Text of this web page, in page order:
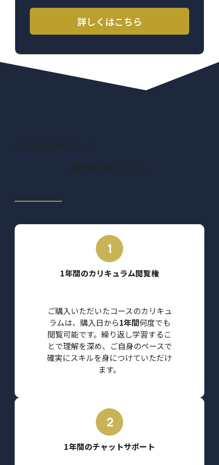
詳しくはこちら
1年間のカリキュラム閲覧権
ご購入いただいたコースのカリキュ
ラムは、購入日から1年間何度でも
閲覧可能です。繰り返し学習するこ
とで理解を深め、ご自身のペースで
確実にスキルを身につけていただけ
ます。
1年間のチャットサポート